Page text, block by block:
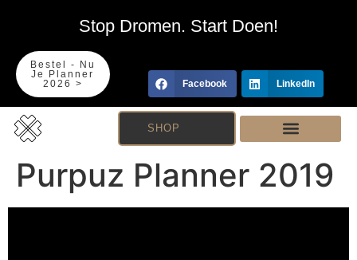
Stop Dromen. Start Doen!
Bestel - Nu
Je Planner
2026 >
Facebook LinkedIn
SHOP
Purpuz Planner 2019